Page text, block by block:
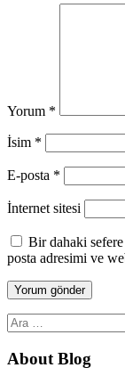
Yorum *
İsim *
E-posta *
İnternet sitesi
Bir dahaki sefere
posta adresimi ve
Arama:
About Blog